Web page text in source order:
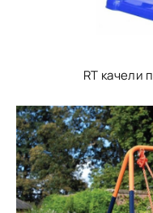
RT качели